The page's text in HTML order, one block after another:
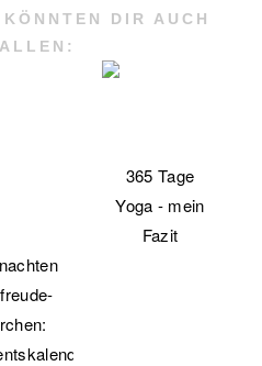
DIR AUCH
365 Tage
Yoga - mein
Fazit